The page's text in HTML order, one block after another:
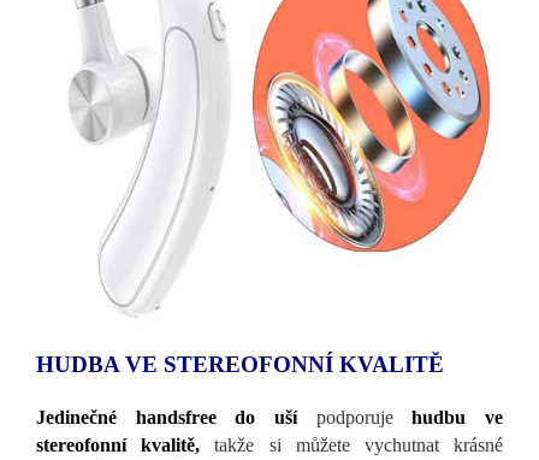
HUDBA VE STEREOFONNÍ KVALITĚ
Jedinečné handsfree do uší podporujehudbu ve
stereofonní kvalitě,takže si můžete vychutnat krásné